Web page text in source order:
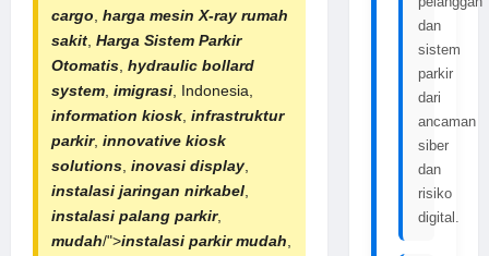
cargo, harga mesin X-ray rumah
sakit, Harga Sistem Parkir
Otomatis, hydraulic bollard
system, imigrasi, Indonesia,
information kiosk, infrastruktur
parkir, innovative kiosk
solutions, inovasi display,
instalasi jaringan nirkabel,
instalasi palang parkir,
mudah/">instalasi parkir mudah,
dan
sistem
parkir
dari
ancaman
siber
dan
risiko
digital.